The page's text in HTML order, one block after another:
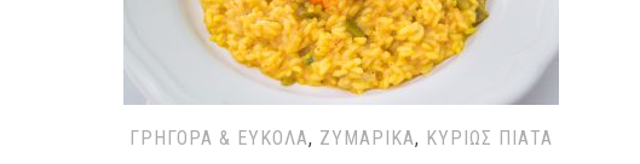
ΓΡΉΓΟΡΑ & ΕΎΚΟΛΑ, ΖΥΜΑΡΙΚΆ, ΚΥΡΊΩΣ ΠΙΆΤΑ